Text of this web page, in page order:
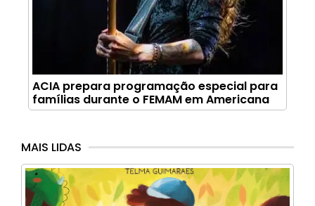
ACIA prepara programação especial para
famílias durante o FEMAM em Americana
MAIS LIDAS